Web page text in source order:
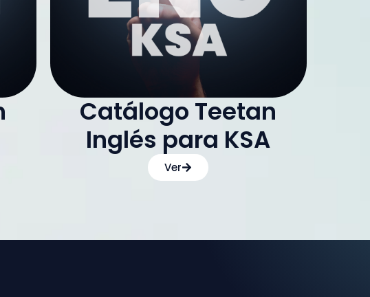
Catálogo Teetan
Inglés para KSA
Ver